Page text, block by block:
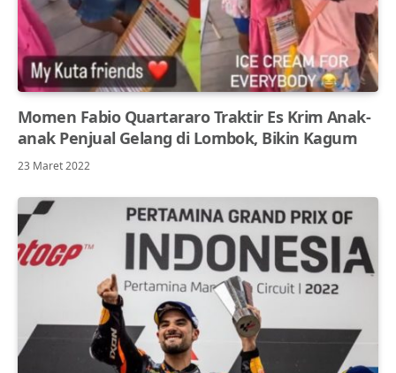
Momen Fabio Quartararo Traktir Es Krim Anak-
anak Penjual Gelang di Lombok, Bikin Kagum
23 Maret 2022